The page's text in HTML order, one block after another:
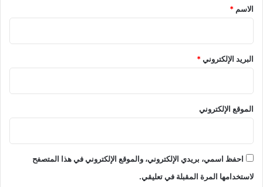
*
الاسم *
البريد الإلكتروني*
الموقع الإلكتروني
احفظ اسمي، بريدي الإلكتروني، والموقع الإلكتروني في هذا المتصفح
لاستخدامها المرة المقبلة في تعليقي.